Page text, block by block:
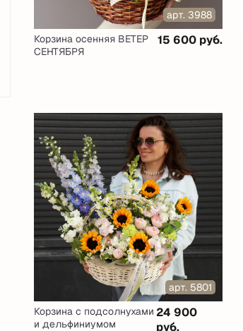
арт. 3988
Корзина осенняя ВЕТЕР
СЕНТЯБРЯ
15 600 руб.
арт. 5801
Корзина с подсолнухами
и дельфиниумом
24 900
руб.